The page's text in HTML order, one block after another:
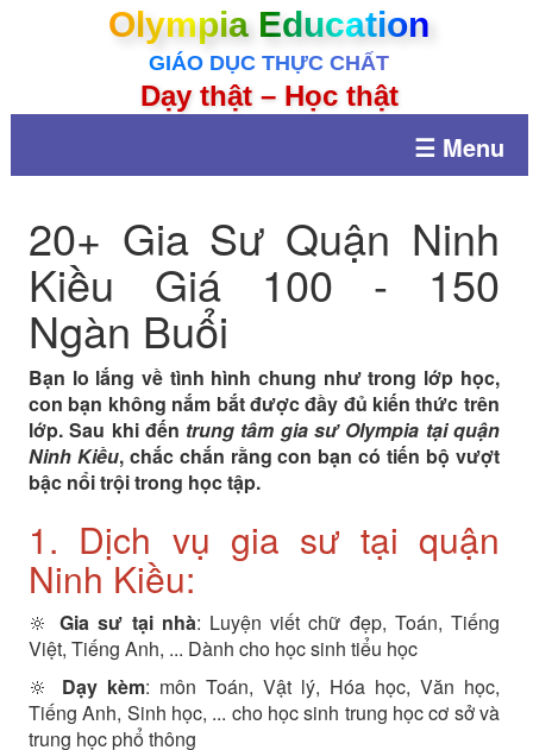
Olympia Education
GIÁO DỤC THỰC CHẤT
Dạy thật – Học thật
☰ Menu
20+ Gia Sư Quận Ninh
Kiều Giá 100 - 150
Ngàn Buổi
Bạn lo lắng về tình hình chung như trong lớp học,
con bạn không nắm bắt được đầy đủ kiến ​​thức trên
lớp. Sau khi đến trung tâm gia sư Olympia tại quận
Ninh Kiều, chắc chắn rằng con bạn có tiến bộ vượt
bậc nổi trội trong học tập.
1. Dịch vụ gia sư tại quận
Ninh Kiều:
🔆Gia sư tại nhà: Luyện viết chữ đẹp, Toán, Tiếng
Việt, Tiếng Anh, ... Dành cho học sinh tiểu học
🔆 Dạy kèm: môn Toán, Vật lý, Hóa học, Văn học,
Tiếng Anh, Sinh học, ... cho học sinh trung học cơ sở và
trung học phổ thông